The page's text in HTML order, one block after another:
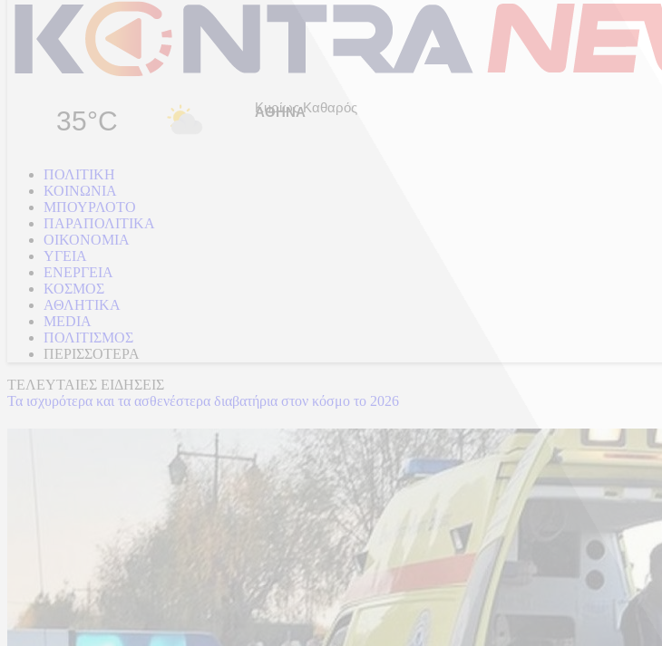
35°C Κυρίως Καθαρός
ΠΟΛΙΤΙΚΗ
ΚΟΙΝΩΝΙΑ
ΜΠΟΥΡΛΟΤΟ
ΠΑΡΑΠΟΛΙΤΙΚΑ
ΟΙΚΟΝΟΜΙΑ
ΥΓΕΙΑ
ΕΝΕΡΓΕΙΑ
ΚΟΣΜΟΣ
ΑΘΛΗΤΙΚΑ
MEDIA
ΠΟΛΙΤΙΣΜΟΣ
ΠΕΡΙΣΣΟΤΕΡΑ
ΤΕΛΕΥΤΑΙΕΣ ΕΙΔΗΣΕΙΣ
Τα ισχυρότερα και τα ασθενέστερα διαβατήρια στον κόσμο το 2026